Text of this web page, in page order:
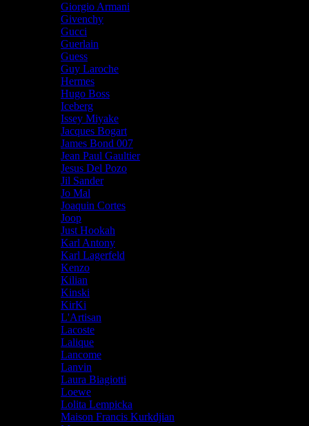
Giorgio Armani
Givenchy
Gucci
Guerlain
Guess
Guy Laroche
Hermes
Hugo Boss
Iceberg
Issey Miyake
Jacques Bogart
James Bond 007
Jean Paul Gaultier
Jesus Del Pozo
Jil Sander
Jo Mal
Joaquin Cortes
Joop
Just Hookah
Karl Antony
Karl Lagerfeld
Kenzo
Kilian
Kinski
KirKi
L'Artisan
Lacoste
Lalique
Lancome
Lanvin
Laura Biagiotti
Loewe
Lolita Lempicka
Maison Francis Kurkdjian